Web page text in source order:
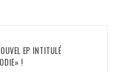
EP INTITULÉ
!